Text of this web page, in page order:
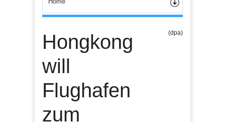
Hongkong
will
Flughafen
zum
(dpa)